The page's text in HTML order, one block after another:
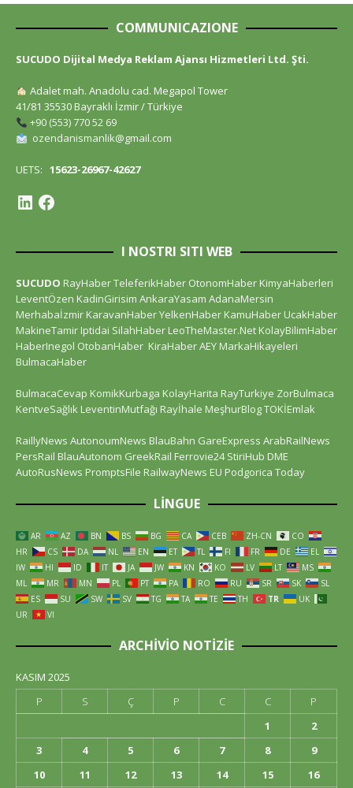
COMMUNICAZIONE
SUCUDO Dijital Medya Reklam Ajansı Hizmetleri Ltd. Şti.
Adalet mah. Anadolu cad. Megapol Tower
41/81 35530 Bayraklı İzmir / Türkiye
+90 (553) 770 52 69
ozendanismanlik@gmail.com
UETS: 15623-26967-42627
I NOSTRI SITI WEB
SUCUDO RayHaberTeleferikHaber OtonomHaber KimyaHaberleri
LeventÖzen KadinGirisim AnkaraYasam AdanaMersin
Merhabaİzmir KaravanHaberYelkenHaber KamuHaber UcakHaber
MakineTamir Iptidai SilahHaber LeoTheMaster.Net KolayBilimHaber
HaberInegol OtobanHaber KiraHaberAEY MarkaHikayeleri
BulmacaHaber
BulmacaCevap KomikKurbaga KolayHarita RayTurkiye ZorBulmaca
KentveSağlık LeventinMutfağı Rayİhale MeşhurBlogTOKİEmlak
RaillyNews AutonoumNews BlauBahn GareExpress ArabRailNews
PersRail BlauAutonom GreekRail Ferrovie24 StiriHub DME
AutoRusNews PromptsFile RailwayNews EU Podgorica Today
LINGUE
AR AZ BN BS BG CA CEB ZH-CN
CO
HR
CS DA NL EN ET TL FI FR DE
EL
IW
HI ID IT JA JW KN KO LV LT
MS
ML
MR MN PL PT PA RO RU SR SK
SL
ES
SU SW SV TG TA TE TH TR
UK
UR
VI
ARCHIVIO NOTIZIE
KASIM 2025
P
S Ç P C C
P
1
2
3
4 5 6 7 8
9
10
11 12 13 14 15 16